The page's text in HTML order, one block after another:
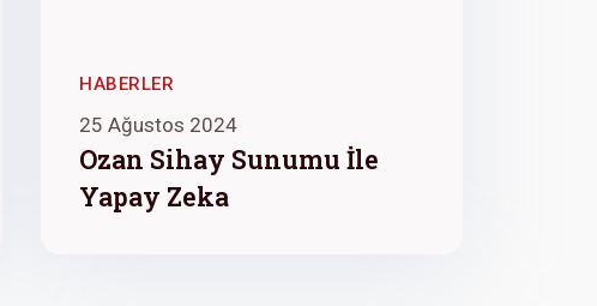
HABERLER
25 Ağustos 2024
Ozan Sihay Sunumu İle
Yapay Zeka